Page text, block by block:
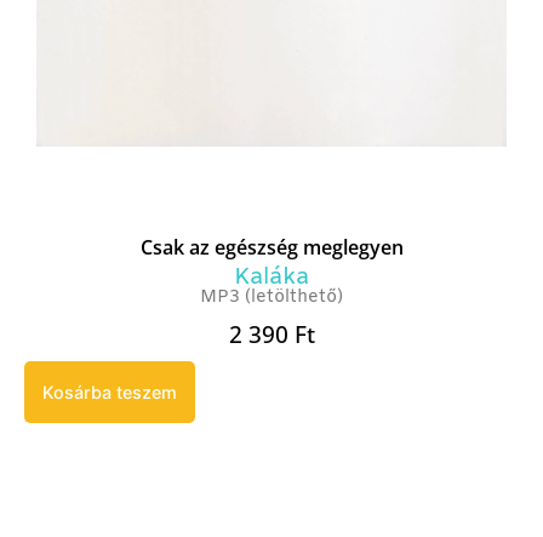
Csak az egészség meglegyen
Kaláka
MP3 (letölthető)
2 390 Ft
Kosárba teszem